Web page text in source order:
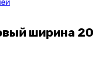
ширина 20